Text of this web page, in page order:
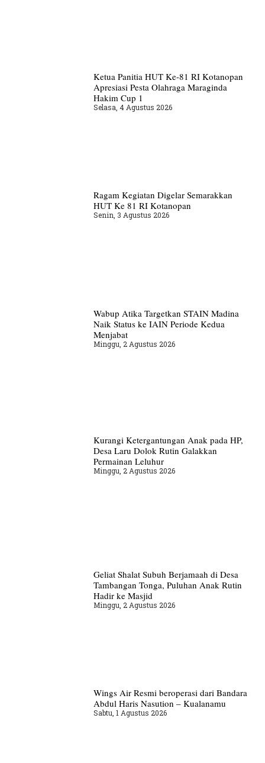
Ketua Panitia HUT Ke-81 RI Kotanopan
Apresiasi Pesta Olahraga Maraginda
Hakim Cup 1
Selasa, 4 Agustus 2026
Ragam Kegiatan Digelar Semarakkan
HUT Ke 81 RI Kotanopan
Senin, 3 Agustus 2026
Wabup Atika Targetkan STAIN Madina
Naik Status ke IAIN Periode Kedua
Menjabat
Minggu, 2 Agustus 2026
Kurangi Ketergantungan Anak pada HP,
Desa Laru Dolok Rutin Galakkan
Permainan Leluhur
Minggu, 2 Agustus 2026
Geliat Shalat Subuh Berjamaah di Desa
Tambangan Tonga, Puluhan Anak Rutin
Hadir ke Masjid
Minggu, 2 Agustus 2026
Wings Air Resmi beroperasi dari Bandara
Abdul Haris Nasution – Kualanamu
Sabtu, 1 Agustus 2026